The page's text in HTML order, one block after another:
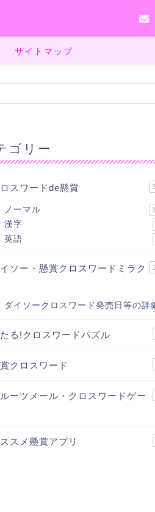
サイトマップ
ゴリー
スワードde懸賞
ノーマル
漢字
英語
ソー・懸賞クロスワードミラク
ダイソークロスワード発売日等の詳
る!クロスワードパズル
クロスワード
ーツメール・クロスワードゲー
スメ懸賞アプリ